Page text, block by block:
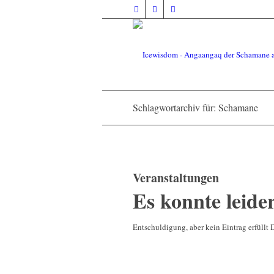
Schlagwortarchiv für: Schamane
Veranstaltungen
Es konnte
Entschuldigung, aber kein Eintrag erfüllt